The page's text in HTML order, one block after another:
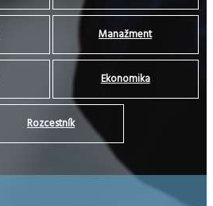
Manažment
Ekonomika
Rozcestník